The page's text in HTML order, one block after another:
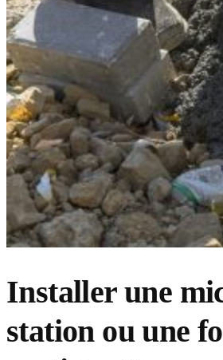
Installer une
station ou une